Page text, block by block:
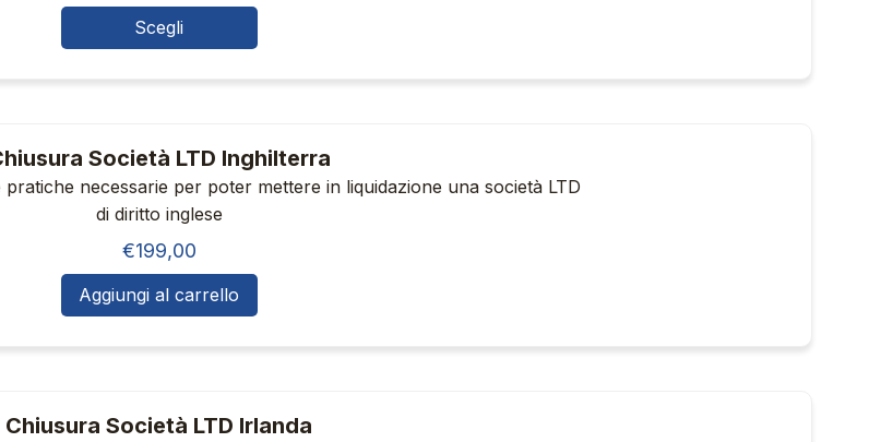
possono
essere
pagina
del
di
prezzo:
€229,00
Scegli
Questo
prodotto
più
varianti.
opzioni
possono
essere
pagina
Società LTD Inghilterra
necessarie per poter mettere in liquidazione una società LTD
di diritto inglese
€199,00
Aggiungi al carrello
Chiusura Società LTD Irlanda